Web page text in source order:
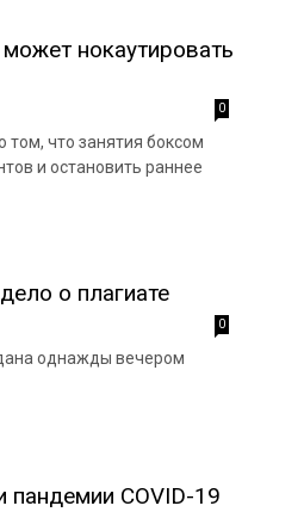
нокаутировать
0
том, что занятия боксом
и остановить раннее
о плагиате
0
однажды вечером
COVID-19